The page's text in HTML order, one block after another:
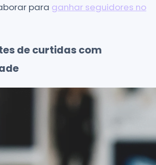
para ganhar seguidores no
de curtidas com